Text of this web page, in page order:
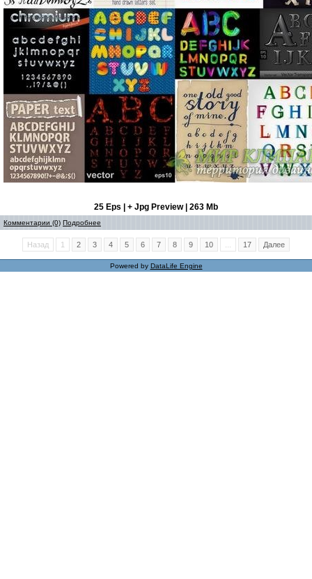
25 Eps | + Jpg Preview | 263 Mb
Комментарии (0) Подробнее
Назад 1 2 3 4 5 6 7 8 9 10 17 Далее
Powered by DataLife Engine